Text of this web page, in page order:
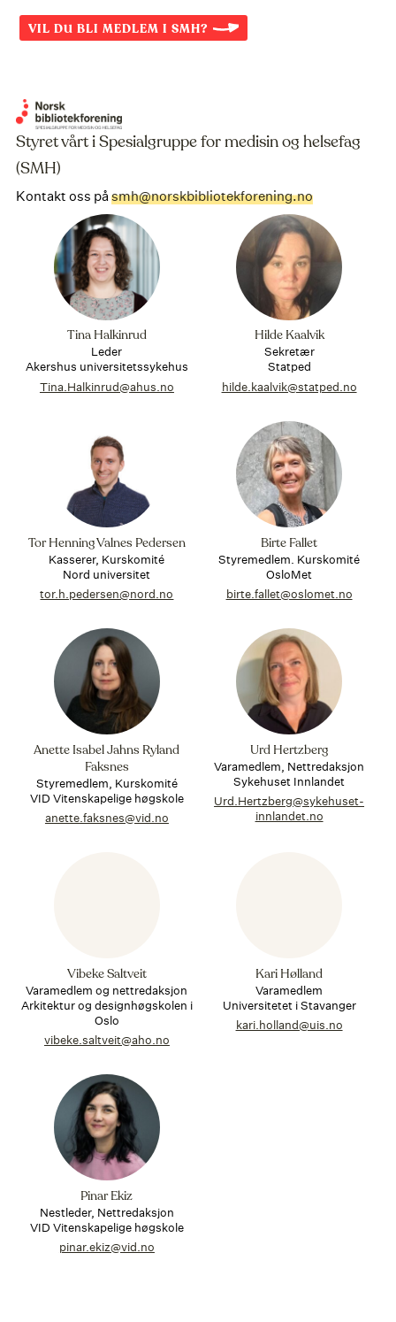
VIL DU BLI MEDLEM I SMH?
Styret vårt i Spesialgruppe for medisin og helsefag
(SMH)
Kontakt oss påsmh@norskbibliotekforening.no
Tina Halkinrud
Leder
Akershus universitetssykehus
Tina.Halkinrud@ahus.no
Hilde Kaalvik
Sekretær
Statped
hilde.kaalvik@statped.no
Tor Henning Valnes Pedersen
Kasserer, Kurskomité
Nord universitet
tor.h.pedersen@nord.no
Birte Fallet
Styremedlem. Kurskomité
OsloMet
birte.fallet@oslomet.no
Anette Isabel Jahns Ryland
Faksnes
Styremedlem, Kurskomité
VID Vitenskapelige høgskole
anette.faksnes@vid.no
Urd Hertzberg
Varamedlem, Nettredaksjon
Sykehuset Innlandet
Urd.Hertzberg@sykehuset-
innlandet.no
Vibeke Saltveit
Varamedlem og nettredaksjon
Arkitektur og designhøgskolen i
Oslo
vibeke.saltveit@aho.no
Kari Hølland
Varamedlem
Universitetet i Stavanger
kari.holland@uis.no
Pinar Ekiz
Nestleder, Nettredaksjon
VID Vitenskapelige høgskole
pinar.ekiz@vid.no